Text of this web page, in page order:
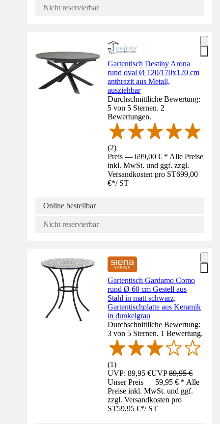
Nicht reservierbar
Gartentisch Destiny Arona
rund oval Ø 120/170x120 cm
anthrazit aus Metall,
ausziehbar
Durchschnittliche Bewertung:
5 von 5 Sternen. 2
Bewertungen.
(2)
Preis — 699,00 € * Alle Preise
inkl. MwSt. und ggf. zzgl.
Versandkosten pro ST699,00
€*/ ST
Online bestellbar
Nicht reservierbar
Gartentisch Gardamo Como
rund Ø 60 cm Gestell aus
Stahl in matt schwarz,
Gartentischplatte aus Keramik
in dunkelgrau
Durchschnittliche Bewertung:
3 von 5 Sternen. 1 Bewertung.
(1)
UVP: 89,95 €UVP89,95 €
Unser Preis — 59,95 € * Alle
Preise inkl. MwSt. und ggf.
zzgl. Versandkosten pro
ST59,95 €*/ ST